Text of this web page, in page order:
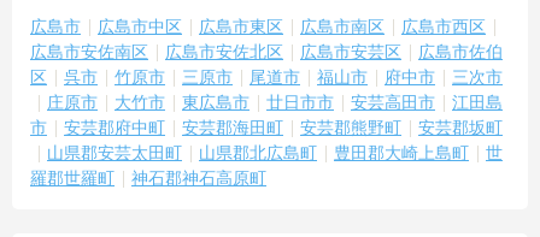
広島市 広島市中区 広島市東区 広島市南区
広島市西区
広島市安佐南区
広島市安佐北区 広島市安芸区
広島市佐伯
区
呉市 竹原市 三原市 尾道市 福山市 府中市
三次市
庄原市
大竹市 東広島市 廿日市市 安芸高田市
江田島
市
安芸郡府中町 安芸郡海田町 安芸郡熊野町
安芸郡坂町
山県郡安芸太田町
山県郡北広島町 豊田郡大崎上島町
世
羅郡世羅町
神石郡神石高原町